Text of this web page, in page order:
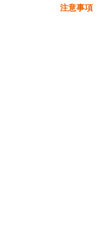
注意事項